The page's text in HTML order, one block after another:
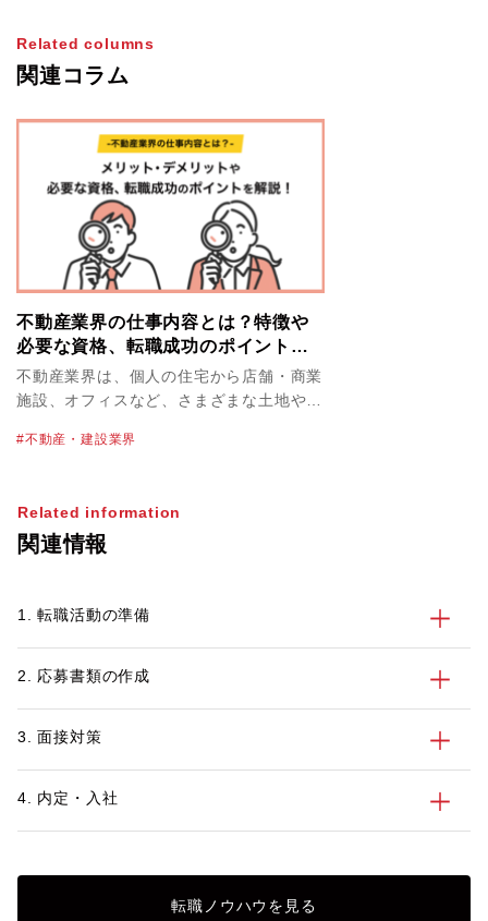
Related columns
関連コラム
不動産業界の仕事内容とは？特徴や
必要な資格、転職成功のポイントを
解説！
不動産業界は、個人の住宅から店舗・商業
施設、オフィスなど、さまざまな土地や建
単価は高く、必然的に大きな案件を扱うこ
職で不動産業界を目指すにあたって、仕事
内容や必要なスキルを正しく知っておきた
て、業界の特徴や主な仕事内容、不動産業
します。
不動産・建設業界
Related information
関連情報
1. 転職活動の準備
2. 応募書類の作成
3. 面接対策
4. 内定・入社
転職ノウハウを見る